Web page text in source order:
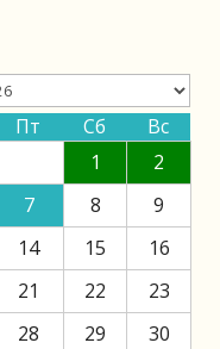
Пт Сб
Вс
1
2
7 8
9
14 15
16
21 22
23
28 29
30